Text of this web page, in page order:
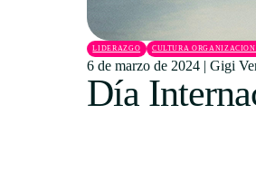
LIDERAZGO CULTURA
6 de marzo de 2024 | Gigi
Día